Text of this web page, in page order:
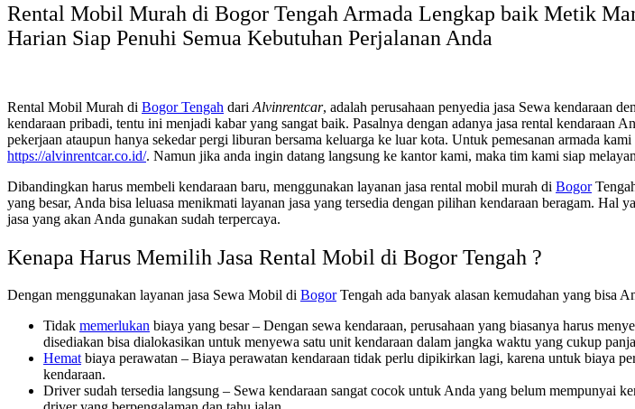
Rental Mobil Murah di Bogor Tengah Armada Lengkap baik Metik
Harian Siap Penuhi Semua Kebutuhan Perjalanan Anda
Rental Mobil Murah di Bogor Tengah dari Alvinrentcar, adalah perusahaan penyedia jasa Sewa kendaraan
kendaraan pribadi, tentu ini menjadi kabar yang sangat baik. Pasalnya dengan adanya jasa rental kendaraan
pekerjaan ataupun hanya sekedar pergi liburan bersama keluarga ke luar kota. Untuk pemesanan armada
https://alvinrentcar.co.id/. Namun jika anda ingin datang langsung ke kantor kami, maka tim kami siap
Dibandingkan harus membeli kendaraan baru, menggunakan layanan jasa rental mobil murah di Bogor
yang besar, Anda bisa leluasa menikmati layanan jasa yang tersedia dengan pilihan kendaraan beragam.
jasa yang akan Anda gunakan sudah terpercaya.
Kenapa Harus Memilih Jasa Rental Mobil di Bogor Tengah ?
Dengan menggunakan layanan jasa Sewa Mobil di BogorTengah ada banyak alasan kemudahan yang bisa
Tidak memerlukan biaya yang besar – Dengan sewa kendaraan, perusahaan yang biasanya harus
disediakan bisa dialokasikan untuk menyewa satu unit kendaraan dalam jangka waktu yang cukup
Hematbiaya perawatan – Biaya perawatan kendaraan tidak perlu dipikirkan lagi, karena untuk biaya
kendaraan.
Driver sudah tersedia langsung – Sewa kendaraan sangat cocok untuk Anda yang belum mempunyai